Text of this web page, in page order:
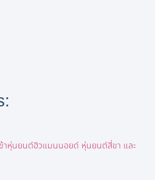
ข้าหุ่นยนต์ฮิวแมนนอยด์ หุ่นยนต์สี่ขา และ